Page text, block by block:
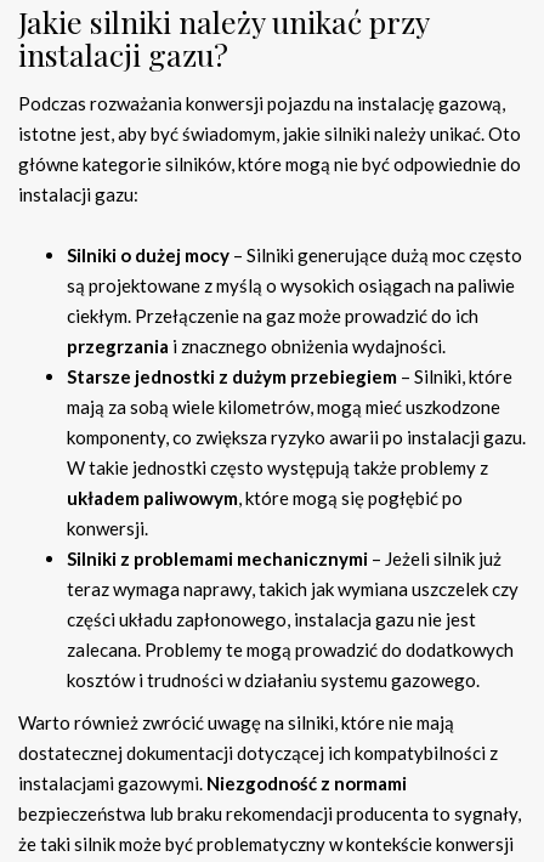
Jakie silniki należy unikać przy
instalacji gazu?
Podczas rozważania konwersji pojazdu na instalację gazową,
istotne jest, aby być świadomym, jakie silniki należy unikać. Oto
główne kategorie silników, które mogą nie być odpowiednie do
instalacji gazu:
Silniki o dużej mocy – Silniki generujące dużą moc często
są projektowane z myślą o wysokich osiągach na paliwie
ciekłym. Przełączenie na gaz może prowadzić do ich
przegrzania i znacznego obniżenia wydajności.
Starsze jednostki z dużym przebiegiem – Silniki, które
mają za sobą wiele kilometrów, mogą mieć uszkodzone
komponenty, co zwiększa ryzyko awarii po instalacji gazu.
W takie jednostki często występują także problemy z
układem paliwowym, które mogą się pogłębić po
konwersji.
Silniki z problemami mechanicznymi – Jeżeli silnik już
teraz wymaga naprawy, takich jak wymiana uszczelek czy
części układu zapłonowego, instalacja gazu nie jest
zalecana. Problemy te mogą prowadzić do dodatkowych
kosztów i trudności w działaniu systemu gazowego.
Warto również zwrócić uwagę na silniki, które nie mają
dostatecznej dokumentacji dotyczącej ich kompatybilności z
instalacjami gazowymi. Niezgodność z normami
bezpieczeństwa lub braku rekomendacji producenta to sygnały,
że taki silnik może być problematyczny w kontekście konwersji